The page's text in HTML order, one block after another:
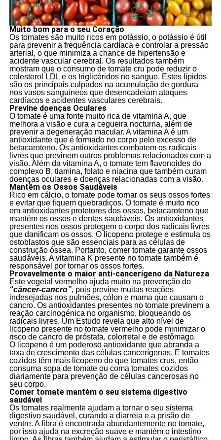
Muito bom para o seu Coração
Os tomates são muito ricos em potássio, o potássio é útil
para prevenir a frequência cardíaca e controlar a pressão
arterial, o que minimiza a chance de hipertensão e
acidente vascular cerebral. Os resultados também
mostram que o consumo de tomate cru pode reduzir o
colesterol LDL e os triglicéridos no sangue. Estes lípidos
são os principais culpados na acumulação de gordura
nos vasos sanguíneos que desencadeiam ataques
cardíacos e acidentes vasculares cerebrais.
Previne doenças Oculares
O tomate é uma fonte muito rica de vitamina A, que
melhora a visão e cura a cegueira nocturna, além de
prevenir a degeneração macular. A vitamina A é um
antioxidante que é formado no corpo pelo excesso de
betacaroteno. Os antioxidantes combatem os radicais
livres que previnem outros problemas relacionados com a
visão. Além da vitamina A, o tomate tem flavonoides do
complexo B, tiamina, folato e niacina que também curam
doenças oculares e doenças relacionadas com a visão.
Mantêm os Ossos Saudáveis
Rico em cálcio, o tomate pode tornar os seus ossos fortes
e evitar que fiquem quebradiços. O tomate é muito rico
em antioxidantes protetores dos ossos, betacaroteno que
mantém os ossos e dentes saudáveis. Os antioxidantes
presentes nos ossos protegem o corpo dos radicais livres
que danificam os ossos. O licopeno protege e estimula os
ostoblastos que são essenciais para as células de
construção óssea. Portanto, comer tomate garante ossos
saudáveis. A vitamina K presente no tomate também é
responsável por tornar os ossos fortes.
Provavelmente o maior anti-cancerígeno da Natureza
Este vegetal vermelho ajuda muito na prevenção do
“câncer-cancro”, pois previne muitas reações
indesejadas nos pulmões, cólon e mama que causam o
cancro. Os antioxidantes presentes no tomate previnem a
reação carcinogénica no organismo, bloqueando os
radicais livres. Um Estudo revela que alto nível de
licopeno presente no tomate vermelho pode minimizar o
risco de cancro de próstata, colorretal e de estômago.
O licopeno é um poderoso antioxidante que abranda a
taxa de crescimento das células cancerígenas. E tomates
cozidos têm mais licopeno do que tomates crus, então
consuma sopa de tomate ou coma tomates cozidos
diariamente para prevenção de células cancerosas no
seu corpo.
Comer tomate mantém o seu sistema digestivo
saudável
Os tomates realmente ajudam a tornar o seu sistema
digestivo saudável, curando a diarreia e a prisão de
ventre. A fibra é encontrada abundantemente no tomate,
por isso ajuda na excreção suave e mantém o intestino